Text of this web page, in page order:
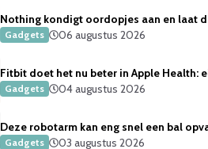
Nothing kondigt oordopjes aan en laat
Gadgets 06 augustus 2026
Fitbit doet het nu beter in Apple Health:
Gadgets 04 augustus 2026
Deze robotarm kan eng snel een bal
Gadgets 03 augustus 2026